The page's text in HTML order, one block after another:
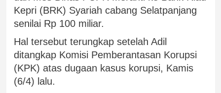
Kepri (BRK) Syariah cabang Selatpanjang
senilai Rp 100 miliar.
Hal tersebut terungkap setelah Adil
ditangkap Komisi Pemberantasan Korupsi
(KPK) atas dugaan kasus korupsi, Kamis
(6/4) lalu.